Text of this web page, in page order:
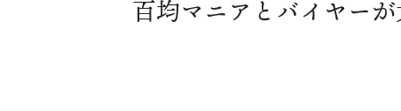
百均マニアとバイヤー